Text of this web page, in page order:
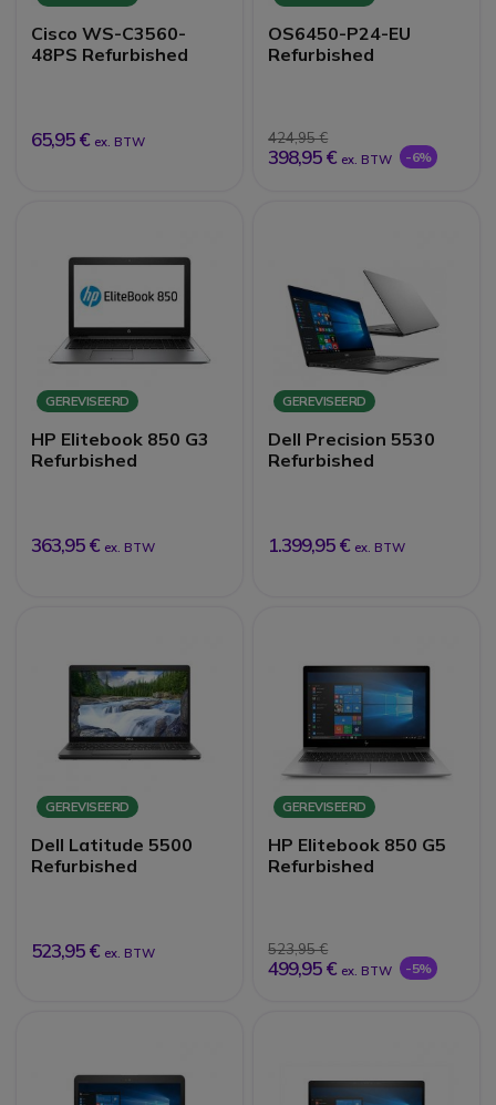
Cisco WS-C3560-
48PS Refurbished
65,95 € ex. BTW
OS6450-P24-EU
Refurbished
424,95 €
398,95 € ex. BTW -6%
GEREVISEERD
HP Elitebook 850 G3
Refurbished
363,95 € ex. BTW
GEREVISEERD
Dell Precision 5530
Refurbished
1.399,95 € ex. BTW
GEREVISEERD
Dell Latitude 5500
Refurbished
523,95 € ex. BTW
GEREVISEERD
HP Elitebook 850 G5
Refurbished
523,95 €
499,95 € ex. BTW -5%